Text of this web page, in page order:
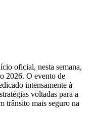
oficial, nesta semana,
2026. O evento de
intensamente à
voltadas para a
trânsito mais seguro na